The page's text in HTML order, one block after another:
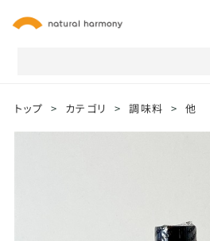
トップ > カテゴリ > 調味料 > 他